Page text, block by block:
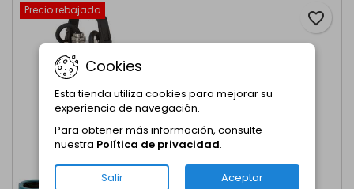
Precio rebajado favorite_border
Cookies
Esta tienda utiliza cookies para mejorar su
experiencia de navegación.
Para obtener más información, consulte
nuestra Política de privacidad.
Salir Aceptar